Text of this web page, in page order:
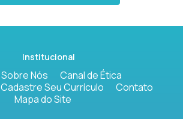
Institucional
Sobre Nós
Canal de Ética
Cadastre Seu Currículo
Contato
Mapa do Site